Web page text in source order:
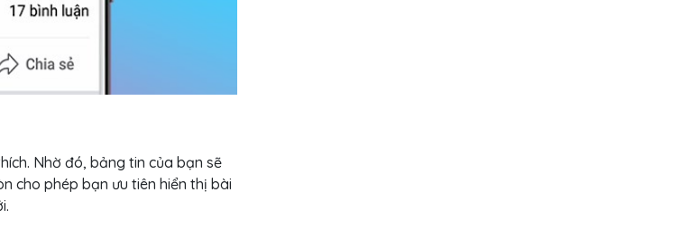
Nhờ đó, bảng tin của bạn sẽ
cho phép bạn ưu tiên hiển thị bài